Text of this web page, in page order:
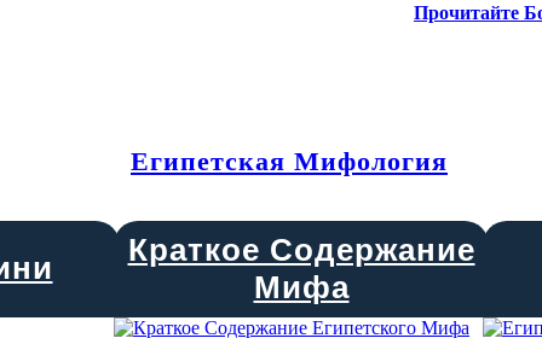
Прочитайте
Египетская Мифология
Краткое Содержание
Мифа